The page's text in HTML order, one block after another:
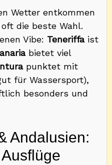
Wetter entkommen
oft die beste Wahl.
Vibe: Teneriffaist
bietet viel
punktet mit
für Wassersport),
besonders und
Andalusien: